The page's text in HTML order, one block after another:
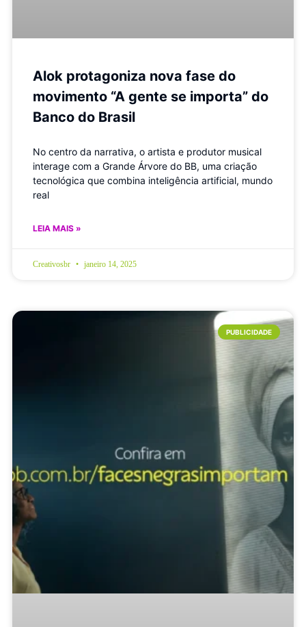
Alok protagoniza nova fase do
movimento “A gente se importa” do
Banco do Brasil
No centro da narrativa, o artista e produtor musical
interage com a Grande Árvore do BB, uma criação
tecnológica que combina inteligência artificial, mundo
real
LEIA MAIS »
Creativosbr janeiro 14, 2025
PUBLICIDADE